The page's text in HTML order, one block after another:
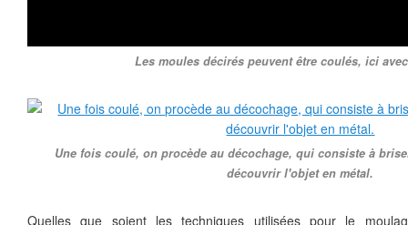
Les moules décirés peuvent être coulés, ici
Une fois coulé, on procède au décochage, qui consiste à
découvrir l'objet en métal.
Quelles que soient les techniques utilisées pour le